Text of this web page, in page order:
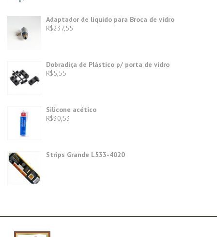
Adaptador de liquido para Broca de vidro
R$237,55
Dobradiça de Plástico p/ porta de vidro
R$5,55
Silicone acético
R$30,53
Strips Grande L533-4020